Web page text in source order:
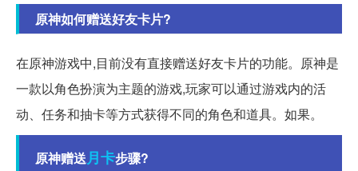
原神如何赠送好友卡片?
在原神游戏中,目前没有直接赠送好友卡片的功能。原神是
一款以角色扮演为主题的游戏,玩家可以通过游戏内的活
动、任务和抽卡等方式获得不同的角色和道具。如果。
原神赠送月卡步骤?